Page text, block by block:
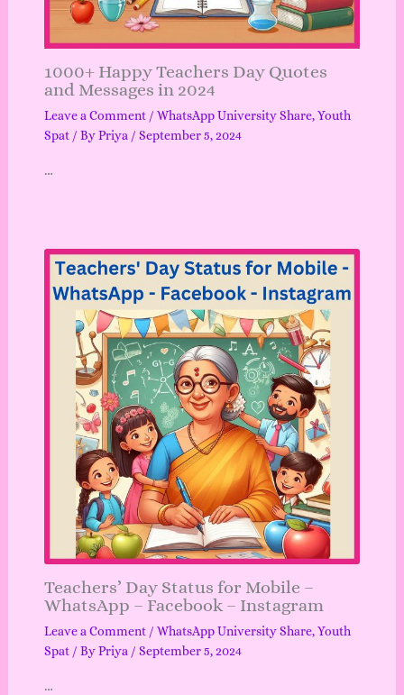
1000+ Happy Teachers Day Quotes
and Messages in 2024
Leave a Comment / WhatsApp University Share,Youth
Spat/ ByPriya / September 5, 2024
…
Teachers’ Day Status for Mobile –
WhatsApp – Facebook – Instagram
Leave a Comment / WhatsApp University Share,Youth
Spat/ ByPriya / September 5, 2024
…